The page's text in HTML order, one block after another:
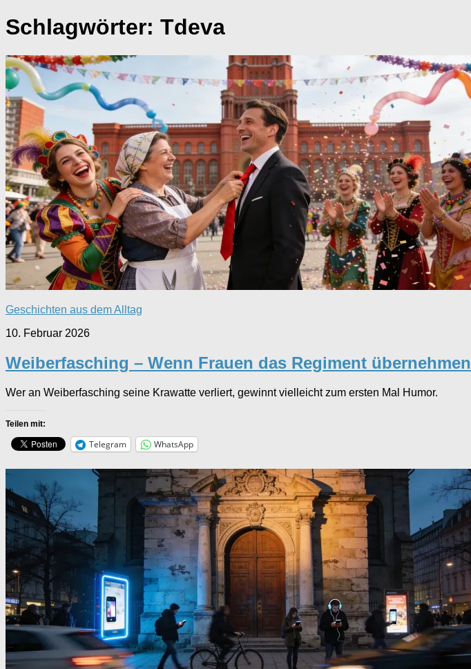
Schlagwörter: Tdeva
Geschichten aus dem Alltag
10. Februar 2026
Weiberfasching – Wenn Frauen das Regiment übernehmen
Wer an Weiberfasching seine Krawatte verliert, gewinnt vielleicht zum ersten Mal Humor.
Teilen mit:
Telegram WhatsApp